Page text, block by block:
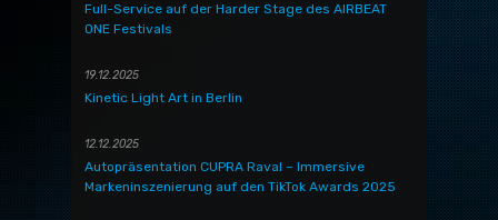
Full-Service auf der Harder Stage des AIRBEAT
ONE Festivals
19.12.2025
Kinetic Light Art in Berlin
12.12.2025
Autopräsentation CUPRA Raval – Immersive
Markeninszenierung auf den TikTok Awards 2025